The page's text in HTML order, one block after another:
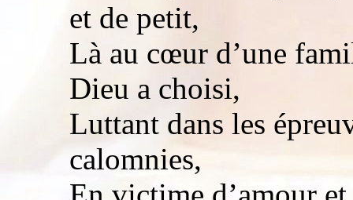
et de petit,
Là au cœur d’une
Dieu a choisi,
Luttant dans les
calomnies,